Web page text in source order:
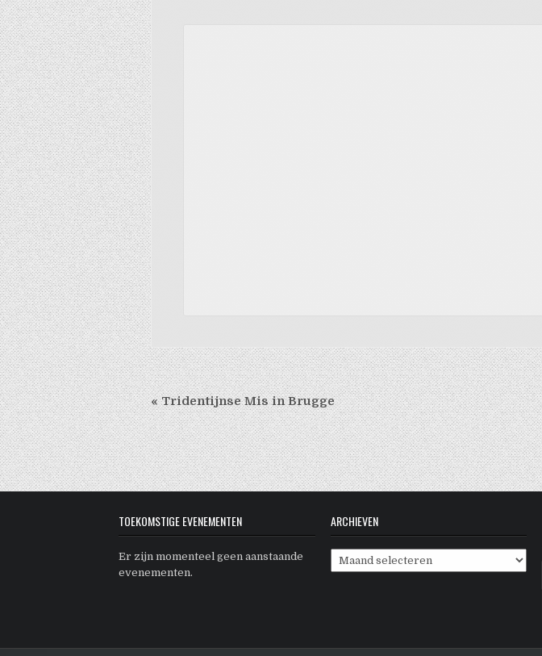
«Tridentijnse Mis in Brugge
TOEKOMSTIGE EVENEMENTEN
Er zijn momenteel geen aanstaande
evenementen.
ARCHIEVEN
Archieven